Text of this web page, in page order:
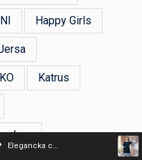
Elegancka czarna sukienka Hosanna z falbankami XXL OVERSIZE JESIEŃ
Happy Girls
Katrus
Lou